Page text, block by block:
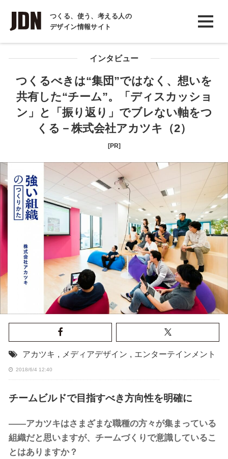
つくる、使う、考える人の
デザイン情報サイト
INTERVIEW
インタビュー
REPORT
COLUMN
コラム
インタビュー
つくるべきは“集団”ではなく、想いを
共有した“チーム”。「ディスカッショ
ン」と「振り返り」でブレない軸をつ
くる－株式会社アカツキ（2）
[PR]
アカツキ , メディアデザイン , エンターテインメント
2018/6/4 12:40
チームビルドで目指すべき方向性を明確に
――アカツキはさまざまな職種の方々が集まっている
組織だと思いますが、チームづくりで意識しているこ
とはありますか？